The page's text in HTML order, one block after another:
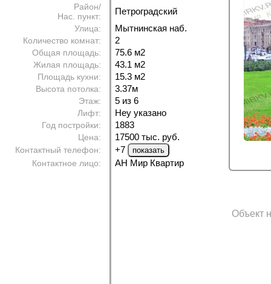
Район/
Нас. пункт:
Петроградский
Улица: Мытнинская наб.
Количество комнат: 2
Общая площадь: 75.6 м2
Жилая площадь: 43.1 м2
Площадь кухни: 15.3 м2
Высота потолка: 3.37м
Этаж: 5 из 6
Лифт: Неу указано
Год постройки: 1883
Цена: 17500 тыс. руб.
Контактный телефон: +7
Контактное лицо: АН Мир Квартир
Объект